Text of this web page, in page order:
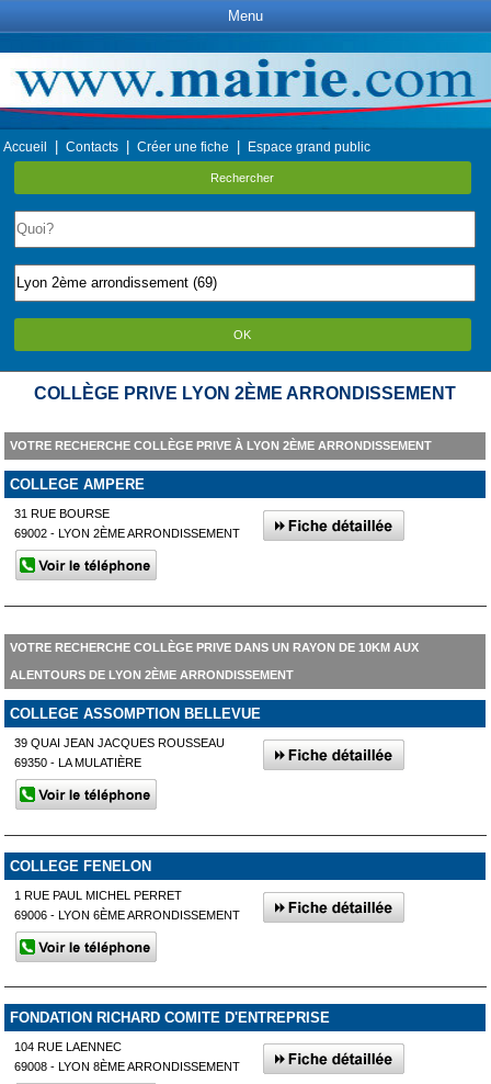
Menu
Accueil Contacts Créer une fiche Espace grand public
Rechercher
OK
COLLÈGE PRIVE LYON 2ÈME ARRONDISSEMENT
VOTRE RECHERCHE COLLÈGE PRIVE À LYON 2ÈME ARRONDISSEMENT
COLLEGE AMPERE
31 RUE BOURSE
69002 - LYON 2ÈME ARRONDISSEMENT
VOTRE RECHERCHE COLLÈGE PRIVE DANS UN RAYON DE 10KM AUX
ALENTOURS DE LYON 2ÈME ARRONDISSEMENT
COLLEGE ASSOMPTION BELLEVUE
39 QUAI JEAN JACQUES ROUSSEAU
69350 - LA MULATIÈRE
COLLEGE FENELON
1 RUE PAUL MICHEL PERRET
69006 - LYON 6ÈME ARRONDISSEMENT
FONDATION RICHARD COMITE D'ENTREPRISE
104 RUE LAENNEC
69008 - LYON 8ÈME ARRONDISSEMENT